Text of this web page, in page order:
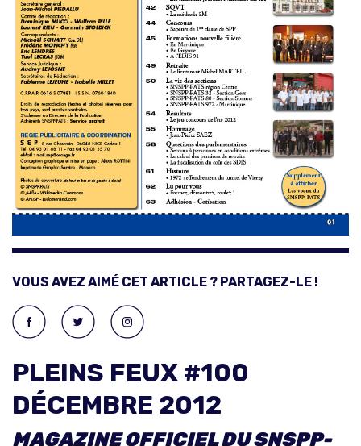
VOUS AVEZ AIMÉ CET ARTICLE ? PARTAGEZ-LE !
PLEINS FEUX #100
DÉCEMBRE 2012
MAGAZINE OFFICIEL DU SNSPP-